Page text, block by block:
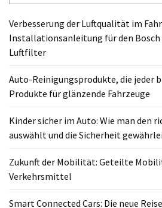
gewährleistet
Zukunft
Mobilität:
Geteilte
und
neue
Verkehrsmittel
Smart
Connected
Verbesserung der Luftqualität im
Installationsanleitung für den
Luftfilter
Auto-Reinigungsprodukte, die jeder
Produkte für glänzende Fahrzeuge
Kinder sicher im Auto: Wie man den
auswählt und die Sicherheit
Zukunft der Mobilität: Geteilte
Verkehrsmittel
Smart Connected Cars: Die neue